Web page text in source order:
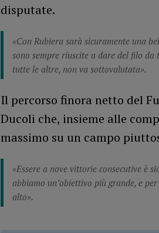
disputate.
«Con Rubiera sarà sicuramente una
sono sempre riuscite a dare del filo
tutte le altre, non va sottovalutata».
Il percorso finora netto del
Ducoli che, insieme alle
massimo su un campo
«Essere a nove vittorie consecutive è
abbiamo un’obiettivo più grande, e
alto».